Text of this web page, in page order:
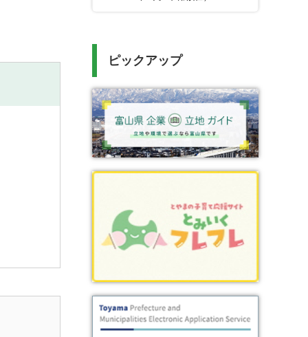
ピックアップ